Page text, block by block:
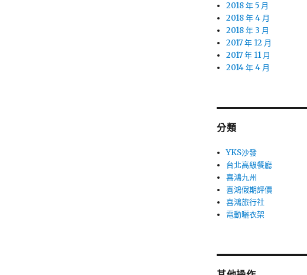
2018 年 5 月
2018 年 4 月
2018 年 3 月
2017 年 12 月
2017 年 11 月
2014 年 4 月
分類
YKS沙發
台北高級餐廳
喜鴻九州
喜鴻假期評價
喜鴻旅行社
電動曬衣架